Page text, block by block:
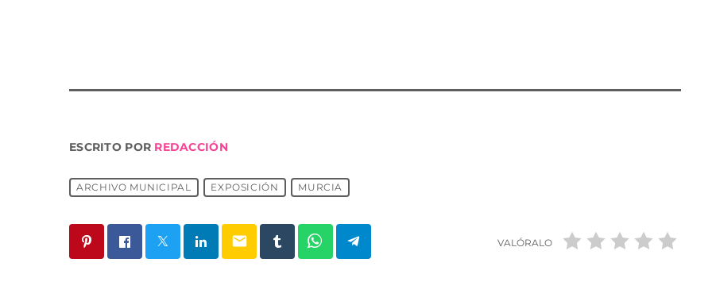
ESCRITO POR REDACCIÓN
ARCHIVO MUNICIPAL EXPOSICIÓN MURCIA
email VALÓRALO